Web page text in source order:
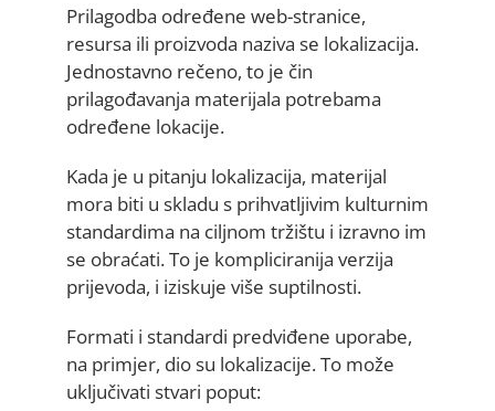
Prilagodba određene web-stranice,
resursa ili proizvoda naziva se lokalizacija.
Jednostavno rečeno, to je čin
prilagođavanja materijala potrebama
određene lokacije.
Kada je u pitanju lokalizacija, materijal
mora biti u skladu s prihvatljivim kulturnim
standardima na ciljnom tržištu i izravno im
se obraćati. To je kompliciranija verzija
prijevoda, i iziskuje više suptilnosti.
Formati i standardi predviđene uporabe,
na primjer, dio su lokalizacije. To može
uključivati stvari poput: